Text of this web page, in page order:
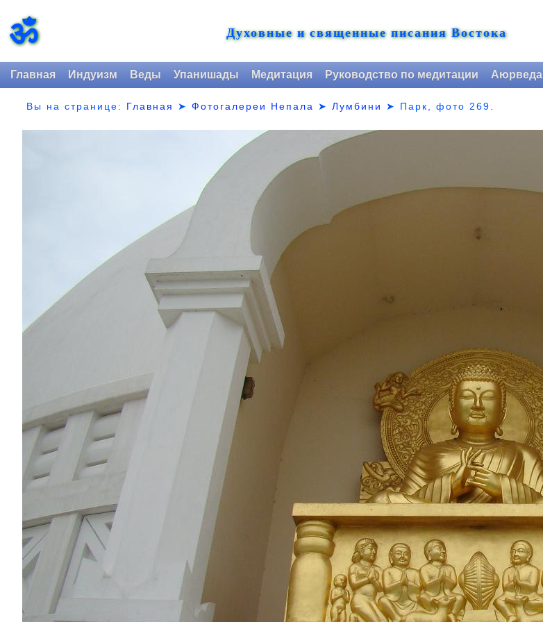
ॐ Духовные и священные писания Востока
Главная Индуизм Веды Упанишады Медитация Руководство по медитации Аюрведа
Вы на странице: Главная ➤Фотогалереи Непала ➤Лумбини ➤ Парк,фото 269.